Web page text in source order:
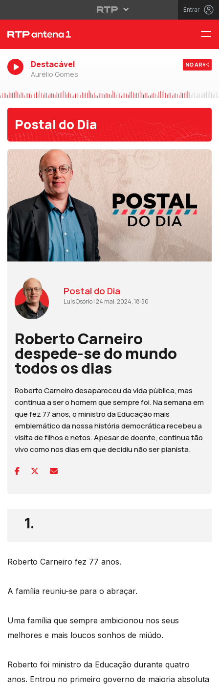
Entrar
Destacável
Aurélio Gomes
NO AR
Postal do Dia
Postal do Dia
Luís Osório | 24 mai, 2024, 18:50
Roberto Carneiro
despede-se do mundo
todos os dias
Roberto Carneiro desapareceu da vida pública, mas
continua a ser o homem que sempre foi. Na semana em
que fez 77 anos, o ministro da Educação mais
emblemático da nossa história democrática recebeu a
visita de filhos e netos. Apesar de doente, continua tão
vivo como nos dias em que decidiu não ser pianista.
1.
Roberto Carneiro fez 77 anos.
A família reuniu-se para o abraçar.
Uma família que sempre ambicionou nos seus
melhores e mais loucos sonhos de miúdo.
Roberto foi ministro da Educação durante quatro
anos. Entrou no primeiro governo de maioria absoluta